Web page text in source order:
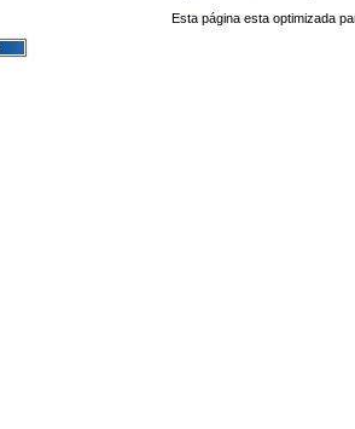
Esta página esta optimizada